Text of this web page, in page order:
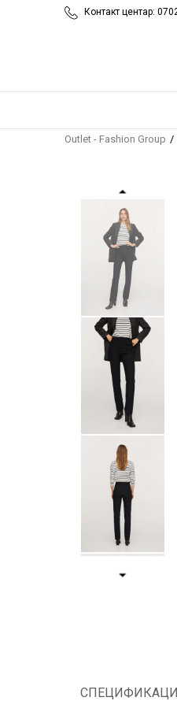
Контакт центар:
Outlet - Fashion Group